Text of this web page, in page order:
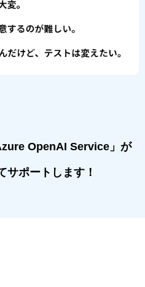
OpenAI Service」が
サポートします！